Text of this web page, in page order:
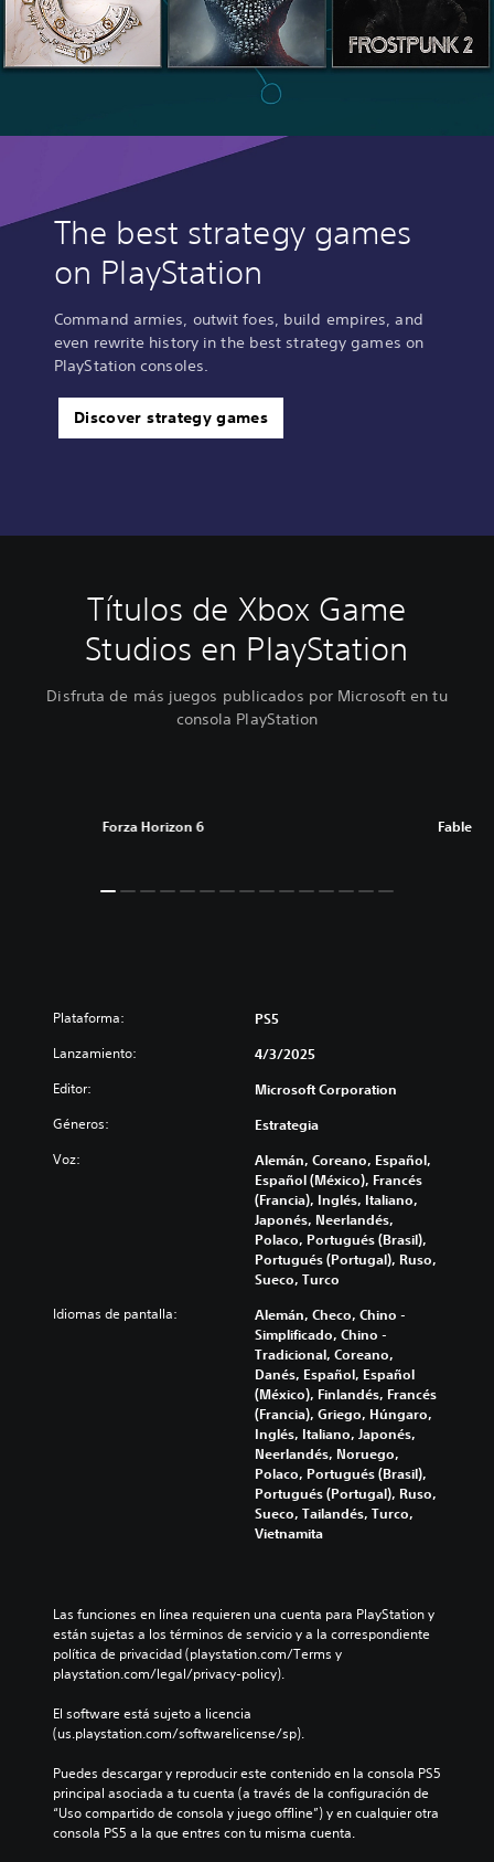
The best strategy games
on PlayStation
Command armies, outwit foes, build empires, and
even rewrite history in the best strategy games on
PlayStation consoles.
Discover strategy games
Títulos de Xbox Game
Studios en PlayStation
Disfruta de más juegos publicados por Microsoft en tu
consola PlayStation
Forza Horizon 6 Fable
Plataforma: PS5
Lanzamiento: 4/3/2025
Editor: Microsoft Corporation
Géneros: Estrategia
Voz:
Alemán, Coreano, Español,
Español (México), Francés
(Francia), Inglés, Italiano,
Japonés, Neerlandés,
Polaco, Portugués (Brasil),
Portugués (Portugal), Ruso,
Sueco, Turco
Idiomas de pantalla:
Alemán, Checo, Chino -
Simplificado, Chino -
Tradicional, Coreano,
Danés, Español, Español
(México), Finlandés, Francés
(Francia), Griego, Húngaro,
Inglés, Italiano, Japonés,
Neerlandés, Noruego,
Polaco, Portugués (Brasil),
Portugués (Portugal), Ruso,
Sueco, Tailandés, Turco,
Vietnamita
Las funciones en línea requieren una cuenta para PlayStation y
están sujetas a los términos de servicio y a la correspondiente
política de privacidad (playstation.com/Terms y
playstation.com/legal/privacy-policy).
El software está sujeto a licencia
(us.playstation.com/softwarelicense/sp).
Puedes descargar y reproducir este contenido en la consola PS5
principal asociada a tu cuenta (a través de la configuración de
“Uso compartido de consola y juego offline”) y en cualquier otra
consola PS5 a la que entres con tu misma cuenta.